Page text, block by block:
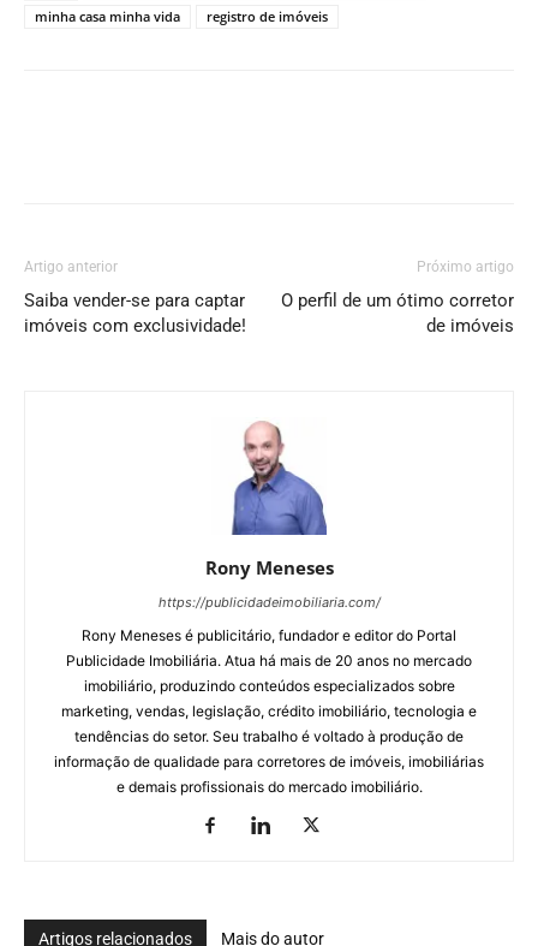
minha casa minha vida
registro de imóveis
Artigo anterior
Saiba vender-se para captar
imóveis com exclusividade!
Próximo artigo
O perfil de um ótimo corretor
de imóveis
Rony Meneses
https://publicidadeimobiliaria.com/
Rony Meneses é publicitário, fundador e editor do Portal
Publicidade Imobiliária. Atua há mais de 20 anos no mercado
imobiliário, produzindo conteúdos especializados sobre
marketing, vendas, legislação, crédito imobiliário, tecnologia e
tendências do setor. Seu trabalho é voltado à produção de
informação de qualidade para corretores de imóveis, imobiliárias
e demais profissionais do mercado imobiliário.
Artigos relacionados Mais do autor